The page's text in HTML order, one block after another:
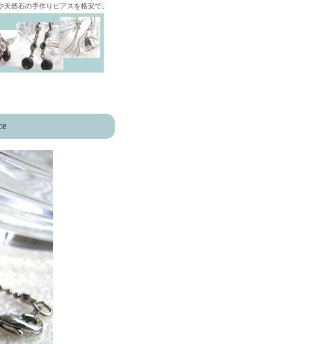
然石の手作りピアスを格安で。